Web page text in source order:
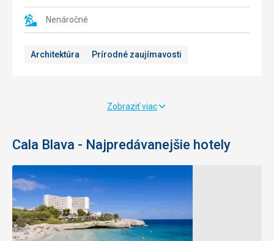
Nenáročné
Architektúra Prírodné zaujímavosti
navštíviť
reštauráciu
tradičnom
kde
pravidelne
zriaďuje
grilovanie
a
posedenie
pri
prehliadnúť
najrôznejšie
exotické
Sú
vytvorené
jazerá
a
terasy,
ktoré
rastliny
Zobraziť viac
Cala Blava - Najpredávanejšie hotely